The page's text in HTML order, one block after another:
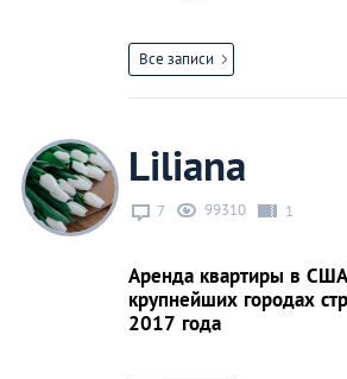
Все записи
Liliana
7 99310 1
Аренда квартиры в
крупнейших городах
2017 года